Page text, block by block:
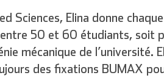
Sciences, Elina donne
50 et 60 étudiants, soit
mécanique de l’université.
des fixations BUMAX